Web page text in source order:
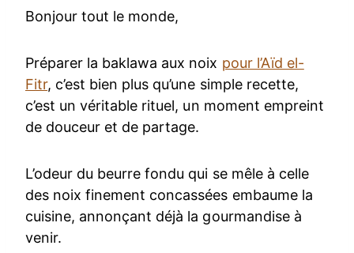
Bonjour tout le monde,
Préparer la baklawa aux noix pour l’Aïd el-
Fitr, c’est bien plus qu’une simple recette,
c’est un véritable rituel, un moment empreint
de douceur et de partage.
L’odeur du beurre fondu qui se mêle à celle
des noix finement concassées embaume la
cuisine, annonçant déjà la gourmandise à
venir.